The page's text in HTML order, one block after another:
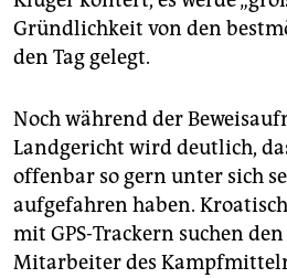
Gründlichkeit von den
den Tag gelegt.
Noch während der
Landgericht wird deutlich,
offenbar so gern unter sich
aufgefahren haben.
mit GPS-Trackern suchen den
Mitarbeiter des